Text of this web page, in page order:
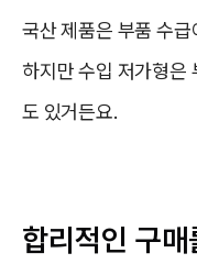
국산 제품은 부품 수
하지만 수입 저가형은
도 있거든요.
합리적인 구